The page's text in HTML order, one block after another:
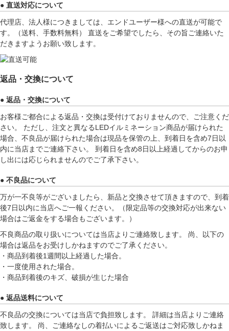
● 直送対応について
代理店、法人様につきましては、エンドユーザー様への直送が可能で
す。（送料、手数料無料） 直送をご希望でしたら、その旨ご連絡いた
だきますようお願い致します。
返品・交換について
● 返品・交換について
お客様ご都合による返品・交換は受付けておりませんので、ご注意くだ
さい。 ただし、注文と異なるLEDイルミネーション商品が届けられた
場合、不良品が届けられた場合は現品を保管の上、到着日を含め7日以
内に当店までご連絡下さい。 到着日を含め8日以上経過してからのお申
し出には応じられませんのでご了承下さい。
● 不良品について
万が一不良等がございましたら、新品と交換させて頂きますので、到着
後7日以内に当店へご一報ください。（限定品等の交換対応が出来ない
場合はご返金をする場合もございます。）
不良商品の取り扱いについては当店よりご連絡致します。 尚、以下の
場合は返品をお受けしかねますのでご了承ください。
・商品到着後1週間以上経過した場合。
・一度使用された場合。
・商品到着後のキズ、破損が生じた場合
● 返品送料について
不良品の交換については当店で負担致します。 詳細は当店よりご連絡
致します。 尚、ご連絡なしの着払いによるご返送はご対応致しかねま